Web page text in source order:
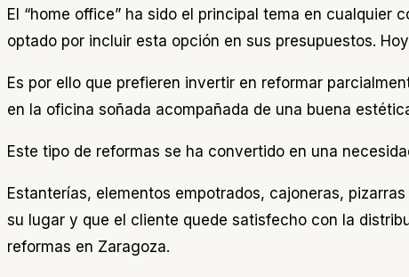
El “home office” ha sido el principal tema en
optado por incluir esta opción en sus presupuestos.
Es por ello que prefieren invertir en reformar
en la oficina soñada acompañada de una buena
Este tipo de reformas se ha convertido en una
Estanterías, elementos empotrados, cajoneras,
su lugar y que el cliente quede satisfecho con la
reformas en Zaragoza.